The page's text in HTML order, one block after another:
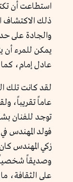
استطاعت أن
ذلك الاكتشاف
والجادة على
يمكن للمرء أن
عادل إمام،
عاماً تقريباً،
توجد للفنان
فولد المهندس
زكي المهندس
وصديقاً
على الثقافة،